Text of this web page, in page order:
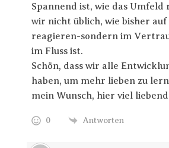
Spannend ist, wie das
wir nicht üblich, wie bisher auf
reagieren-sondern im
im Fluss ist.
Schön, dass wir alle
haben, um mehr lieben zu
mein Wunsch, hier viel
0 Antworten